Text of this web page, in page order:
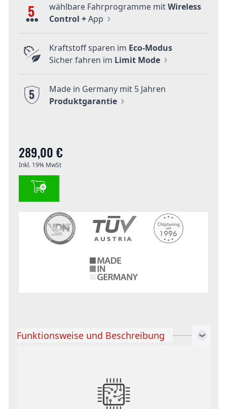
5 wählbare Fahrprogramme mitWireless
Control +App
Kraftstoff sparen im Eco-Modus
Sicher fahren im Limit Mode
5
Made in Germany mit 5 Jahren
Produktgarantie
289,00 €
Inkl. 19% MwSt
Funktionsweise und Beschreibung